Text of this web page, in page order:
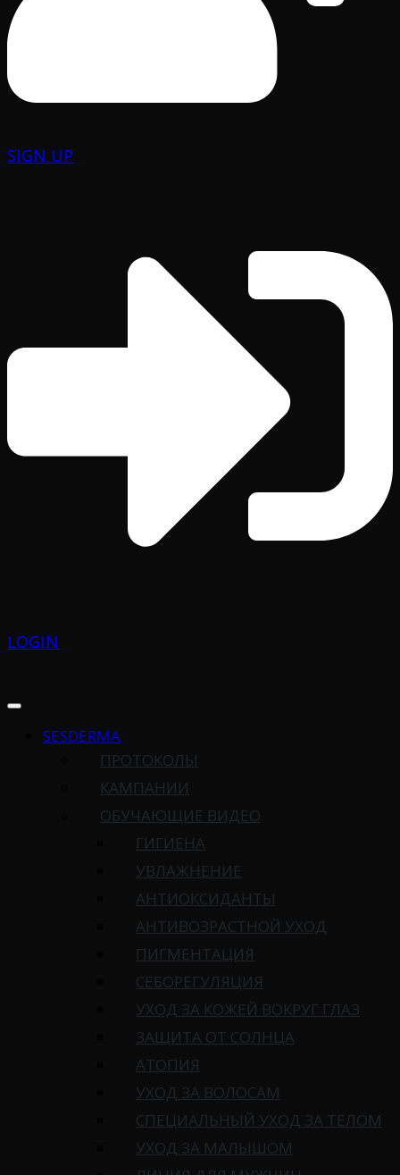
SIGN UP
LOGIN
SESDERMA
ПРОТОКОЛЫ
КАМПАНИИ
ОБУЧАЮЩИЕ ВИДЕО
ГИГИЕНА
УВЛАЖНЕНИЕ
АНТИОКСИДАНТЫ
АНТИВОЗРАСТНОЙ УХОД
ПИГМЕНТАЦИЯ
СЕБОРЕГУЛЯЦИЯ
УХОД ЗА КОЖЕЙ ВОКРУГ ГЛАЗ
ЗАЩИТА ОТ СОЛНЦА
АТОПИЯ
УХОД ЗА ВОЛОСАМ
СПЕЦИАЛЬНЫЙ УХОД ЗА ТЕЛОМ
УХОД ЗА МАЛЫШОМ